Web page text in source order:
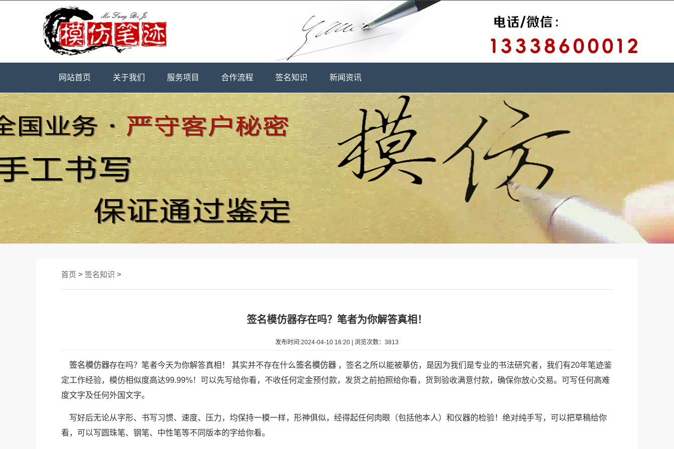
网站首页 关于我们 服务项目 合作流程 签名知识 新闻资讯
首页 > 签名知识 >
签名模仿器存在吗？笔者为你解答真相！
发布时间:2024-04-10 16:20 | 浏览次数：3813
签名模仿器存在吗？笔者今天为你解答真相！ 其实并不存在什么签名模仿器，签名之所以能被摹仿，是因为我们是专业的书法研究者，我们 有20年笔迹鉴
定工作经验，模仿相似度高达99.99%！可以先写给你看，不收任何定金预付款，发货之前拍照给你看，货到验收满意付款，确保你放心交易。可写任何高难
度文字及任何外国文字。
写好后无论从字形、书写习惯、速度、压力，均保持一模一样，形神俱似，经得起任何肉眼（包括他本人）和仪器的检验！绝对纯手写，可以把草稿给你
看，可以写圆珠笔、钢笔、中性笔等不同版本的字给你看。